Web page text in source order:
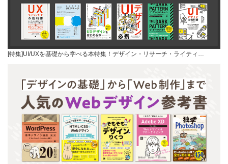
[特集]UI/UXを基礎から学べる本特集！デザイン・リサーチ・ライティ…